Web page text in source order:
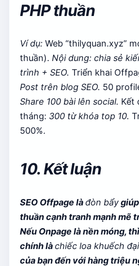
PHP thuần
Ví dụ: Web “thilyquan.xyz”
thuần). Nội dung: chia sẻ
trình + SEO. Triển khai
Post trên blog SEO. 50
Share 100 bài lên social. Kết
tháng: 300 từ khóa top 10.
500%.
10. Kết luận
SEO Offpage làđòn bẩy
thuần cạnh tranh mạnh mẽ
Nếu Onpage là nền móng,
chính làchiếc loa khuếch đại
của bạn đến với hàng triệu